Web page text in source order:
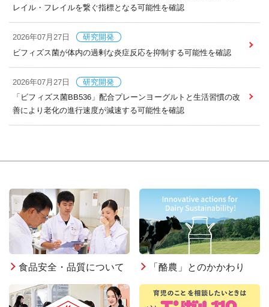
レイル・フレイルを繋ぐ指標となる可能性を確認
2026年07月27日 研究開発
ビフィズス菌が体内の過剰な炎症反応を抑制する可能性を確認
2026年07月27日 研究開発
「ビフィズス菌BB536」配合プレーンヨーグルトと生活習慣の改
善により老化の進行速度が減速する可能性を確認
食品安全・品質について 「酪農」とのかかわり